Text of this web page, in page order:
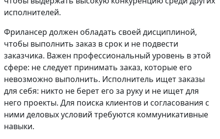
исполнителей.
Фрилансер должен обладать своей дисциплиной,
чтобы выполнить заказ в срок и не подвести
заказчика. Важен профессиональный уровень в этой
сфере: не следует принимать заказ, которые его
невозможно выполнить. Исполнитель ищет заказы
для себя: никто не берет его за руку и не ищет для
него проекты. Для поиска клиентов и согласования с
ними деловых условий требуются коммуникативные
навыки.